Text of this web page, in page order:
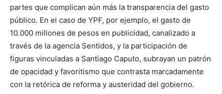
partes que complican aún más la transparencia del gasto
público. En el caso de YPF, por ejemplo, el gasto de
10.000 millones de pesos en publicidad, canalizado a
través de la agencia Sentidos, y la participación de
figuras vinculadas a Santiago Caputo, subrayan un patrón
de opacidad y favoritismo que contrasta marcadamente
con la retórica de reforma y austeridad del gobierno.